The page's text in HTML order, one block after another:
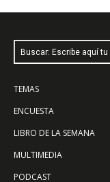
Buscar: Escribe aquí tu
TEMAS
ENCUESTA
LIBRO DE LA SEMANA
MULTIMEDIA
PODCAST